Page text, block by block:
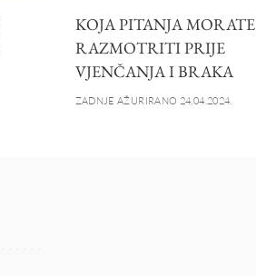
KOJA PITANJA MORATE
RAZMOTRITI PRIJE
VJENČANJA I BRAKA
ZADNJE AŽURIRANO 24.04.2024.